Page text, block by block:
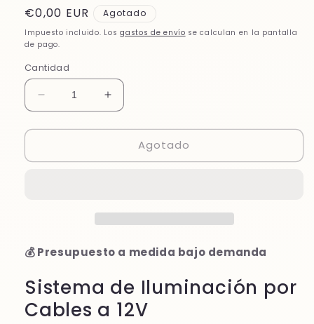
Precio
habitual
€0,00 EUR Agotado
Impuesto incluido. Losgastos de envío se calculan en la pantalla
de pago.
Cantidad
Reducir
cantidad
para
de
Modular
Personalizable
|
Cromado,
Blanco,
Aumentar
cantidad
para
Sistema
de
Modular
Cromado,
Blanco,
Agotado
💰 Presupuesto a medida bajo demanda
Sistema de Iluminación por
Cables a 12V